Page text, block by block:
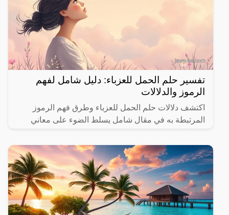
تفسير حلم الحمل للعزباء: دليل شامل لفهم
الرموز والدلالات
اكتشف دلالات حلم الحمل للعزباء وطرق فهم الرموز
المرتبطة به في مقال شامل يسلط الضوء على معاني